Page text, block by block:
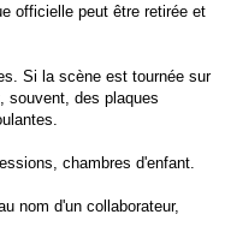
officielle peut être retirée et
Si la scène est tournée sur
souvent, des plaques
chambres d'enfant.
nom d'un collaborateur,